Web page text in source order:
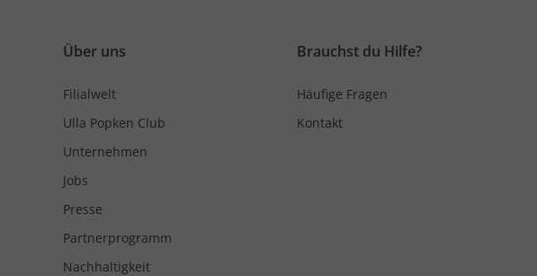
Über uns
Filialwelt
Ulla Popken Club
Unternehmen
Jobs
Presse
Partnerprogramm
Nachhaltigkeit
Brauchst du Hilfe?
Häufige Fragen
Kontakt